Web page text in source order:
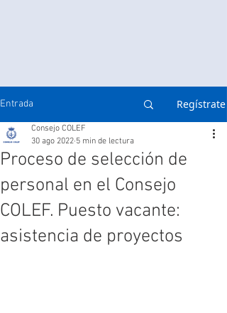
Entrada Regístrate
Proceso de selección de
personal en el Consejo
COLEF. Puesto vacante:
asistencia de proyectos
Consejo COLEF
30 ago 2022 5 min de lectura